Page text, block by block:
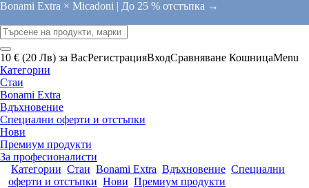
Bonami Extra × Micadoni | До 25 % отстъпка →
10 € (20 Лв) за ВасРегистрацияВходСравняване КошницаMenu
Категории
Стаи
Bonami Extra
Вдъхновение
Специални оферти и отстъпки
Нови
Премиум продукти
За професионалисти
Категории Стаи Bonami Extra Вдъхновение Специални
оферти и отстъпки Нови Премиум продукти